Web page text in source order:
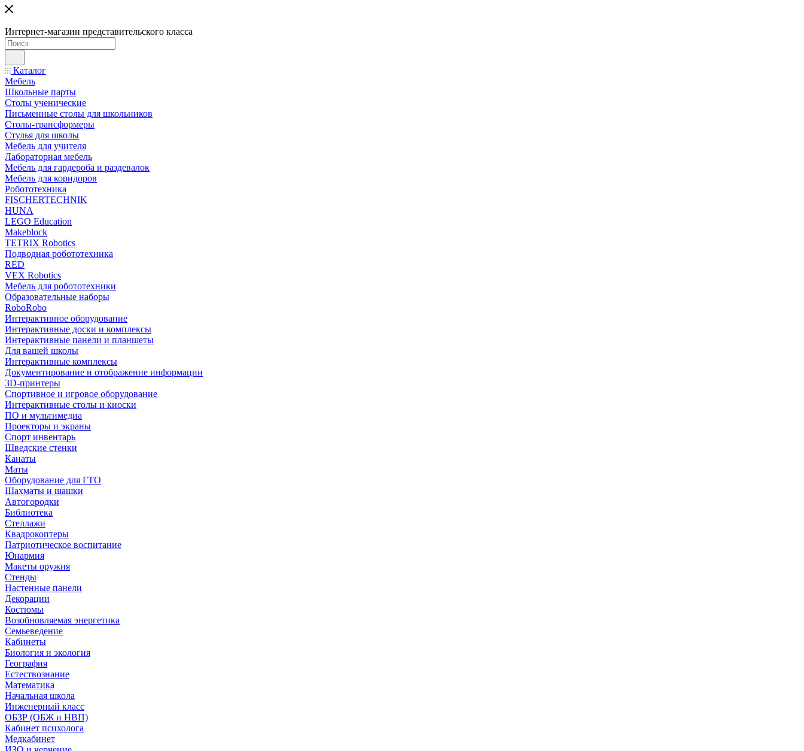
Интернет-магазин представительского класса
Каталог
Мебель
Школьные парты
Столы ученические
Письменные столы для школьников
Столы-трансформеры
Стулья для школы
Мебель для учителя
Лабораторная мебель
Мебель для гардероба и раздевалок
Мебель для коридоров
Робототехника
FISCHERTECHNIK
HUNA
LEGO Education
Makeblock
TETRIX Robotics
Подводная робототехника
RED
VEX Robotics
Мебель для робототехники
Образовательные наборы
RoboRobo
Интерактивное оборудование
Интерактивные доски и комплексы
Интерактивные панели и планшеты
Для вашей школы
Интерактивные комплексы
Документирование и отображение информации
3D-принтеры
Спортивное и игровое оборудование
Интерактивные столы и киоски
ПО и мультимедиа
Проекторы и экраны
Спорт инвентарь
Шведские стенки
Канаты
Маты
Оборудование для ГТО
Шахматы и шашки
Автогородки
Библиотека
Стеллажи
Квадрокоптеры
Патриотическое воспитание
Юнармия
Макеты оружия
Стенды
Настенные панели
Декорации
Костюмы
Возобновляемая энергетика
Семьеведение
Кабинеты
Биология и экология
География
Естествознание
Математика
Начальная школа
Инженерный класс
ОБЗР (ОБЖ и НВП)
Кабинет психолога
Медкабинет